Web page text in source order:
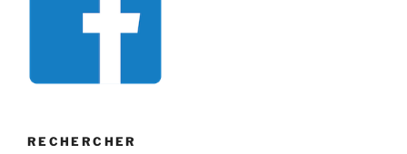
RECHERCHER